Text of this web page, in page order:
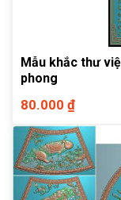
Mẫu khắc thư
phong
80.000 ₫